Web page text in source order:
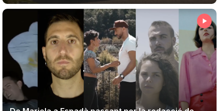
Internet
Opinió
Llibres
La Llista
Llocs